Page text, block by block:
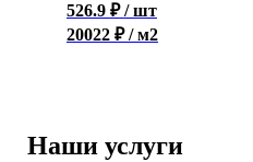
526.9 ₽ / шт
20022 ₽ / м2
Наши услуги